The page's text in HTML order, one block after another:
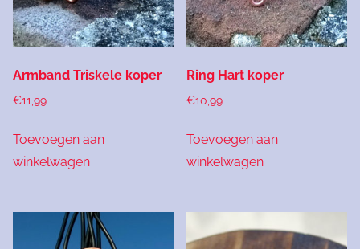
Armband Triskele koper
€11,99
Toevoegen aan
winkelwagen
Ring Hart koper
€10,99
Toevoegen aan
winkelwagen